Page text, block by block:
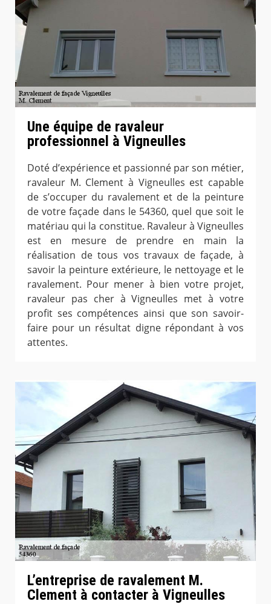
Une équipe de ravaleur
professionnel à Vigneulles
Doté d’expérience et passionné par son métier,
ravaleur M. Clement à Vigneulles est capable
de s’occuper du ravalement et de la peinture
de votre façade dans le 54360, quel que soit le
matériau qui la constitue. Ravaleur à Vigneulles
est en mesure de prendre en main la
réalisation de tous vos travaux de façade, à
savoir la peinture extérieure, le nettoyage et le
ravalement. Pour mener à bien votre projet,
ravaleur pas cher à Vigneulles met à votre
profit ses compétences ainsi que son savoir-
faire pour un résultat digne répondant à vos
attentes.
L’entreprise de ravalement M.
Clement à contacter à Vigneulles